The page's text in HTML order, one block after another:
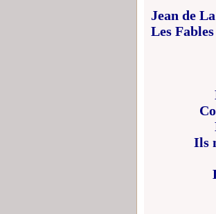
Jean de
Les
Ils